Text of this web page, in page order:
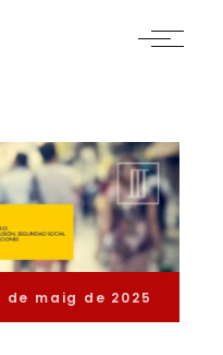
de maig de 2025